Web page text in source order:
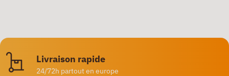
Livraison rapide
24/72h partout en europe